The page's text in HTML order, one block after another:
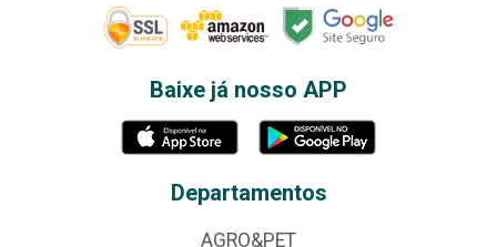
Baixe já nosso APP
Departamentos
AGRO&PET